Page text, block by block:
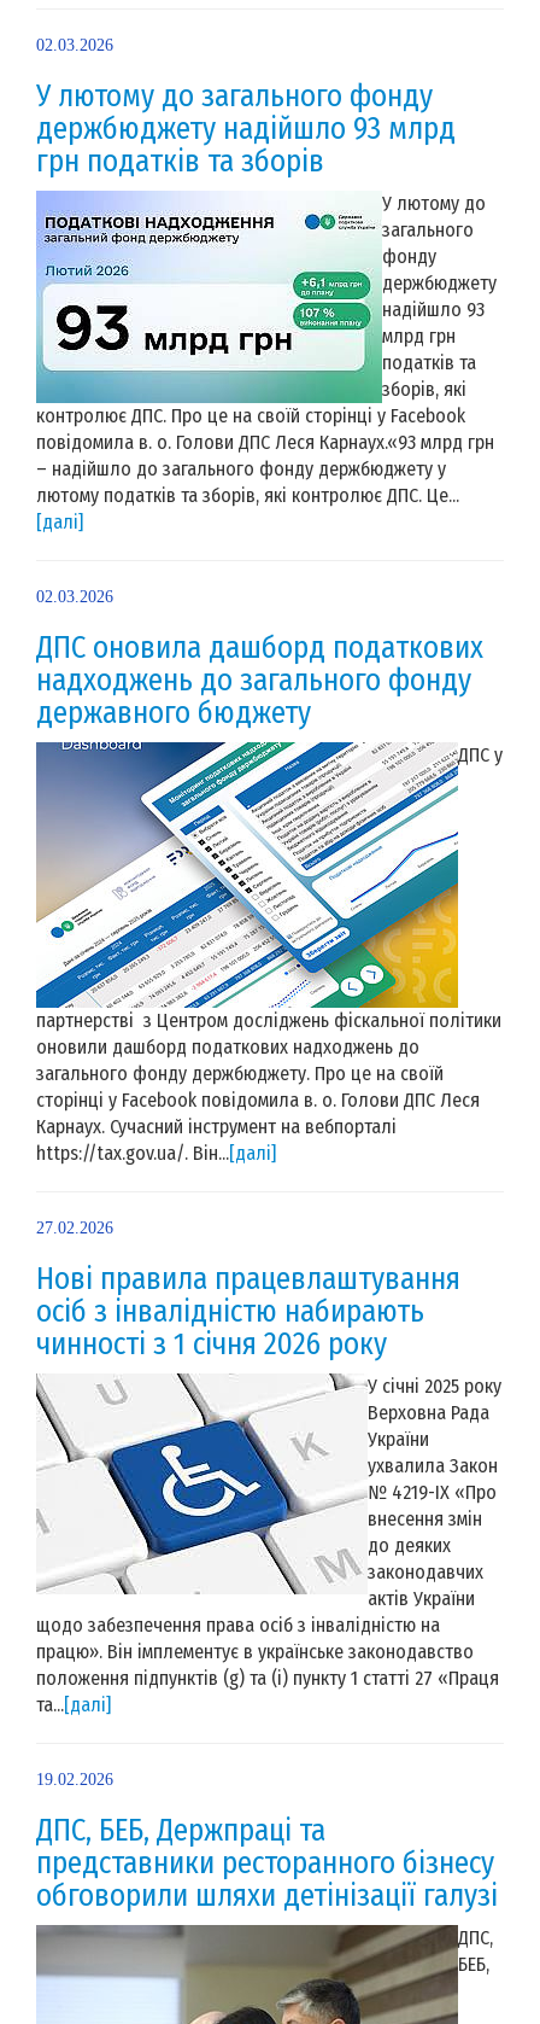
02.03.2026
У лютому до загального фонду
держбюджету надійшло 93 млрд
грн податків та зборів
У лютому до
загального
фонду
держбюджету
надійшло 93
млрд грн
податків та
зборів, які
контролює ДПС. Про це на своїй сторінці у Facebook
повідомила в. о. Голови ДПС Леся Карнаух.«93 млрд грн
– надійшло до загального фонду держбюджету у
лютому податків та зборів, які контролює ДПС. Це...
[далі]
02.03.2026
ДПС оновила дашборд податкових
надходжень до загального фонду
державного бюджету
ДПС у
партнерстві з Центром досліджень фіскальної політики
оновили дашборд податкових надходжень до
загального фонду держбюджету. Про це на своїй
сторінці у Facebook повідомила в. о. Голови ДПС Леся
Карнаух. Сучасний інструмент на вебпорталі
https://tax.gov.ua/. Він...[далі]
27.02.2026
Нові правила працевлаштування
осіб з інвалідністю набирають
чинності з 1 січня 2026 року
У січні 2025 року
Верховна Рада
України
ухвалила Закон
№ 4219-IX «Про
внесення змін
до деяких
законодавчих
актів України
щодо забезпечення права осіб з інвалідністю на
працю». Він імплементує в українське законодавство
положення підпунктів (g) та (i) пункту 1 статті 27 «Праця
та...[далі]
19.02.2026
ДПС, БЕБ, Держпраці та
представники ресторанного бізнесу
обговорили шляхи детінізації галузі
ДПС,
БЕБ,